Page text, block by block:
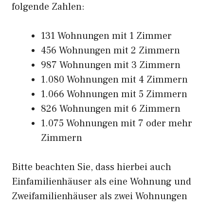
folgende Zahlen:
131 Wohnungen mit 1 Zimmer
456 Wohnungen mit 2 Zimmern
987 Wohnungen mit 3 Zimmern
1.080 Wohnungen mit 4 Zimmern
1.066 Wohnungen mit 5 Zimmern
826 Wohnungen mit 6 Zimmern
1.075 Wohnungen mit 7 oder mehr
Zimmern
Bitte beachten Sie, dass hierbei auch
Einfamilienhäuser als eine Wohnung und
Zweifamilienhäuser als zwei Wohnungen